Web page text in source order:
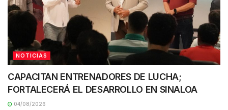
NOTICIAS
CAPACITAN ENTRENADORES DE LUCHA;
FORTALECERÁ EL DESARROLLO EN SINALOA
04/08/2026